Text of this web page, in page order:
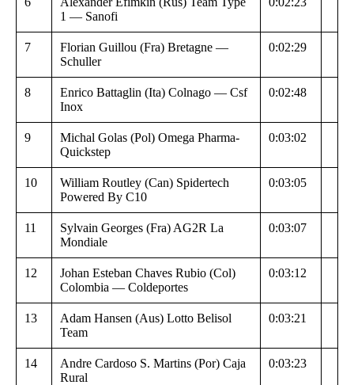
1 — Sanofi
7
Florian Guillou (Fra) Bretagne —
Schuller
0:02:29
8
Enrico Battaglin (Ita) Colnago — Csf
Inox
0:02:48
9
Michal Golas (Pol) Omega Pharma-
Quickstep
0:03:02
10
William Routley (Can) Spidertech
Powered By C10
0:03:05
11
Sylvain Georges (Fra) AG2R La
Mondiale
0:03:07
12
Johan Esteban Chaves Rubio (Col)
Colombia — Coldeportes
0:03:12
13
Adam Hansen (Aus) Lotto Belisol
Team
0:03:21
14
Andre Cardoso S. Martins (Por) Caja
Rural
0:03:23